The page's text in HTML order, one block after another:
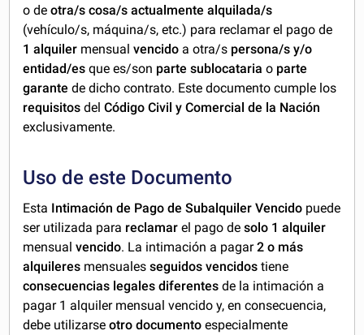
o deotra/s cosa/s actualmente alquilada/s
(vehículo/s, máquina/s, etc.) para reclamar el pago de
1alquiler mensualvencido a otra/s persona/s y/o
entidad/es que es/son parte sublocataria o parte
garante de dicho contrato. Este documento cumple los
requisitos delCódigo Civil y Comercial de la Nación
exclusivamente.
Uso de este Documento
Esta Intimación de Pago de Subalquiler Vencido puede
ser utilizada para reclamar el pago desolo 1 alquiler
mensualvencido. La intimación a pagar2 o más
alquileres mensualesseguidos vencidos tiene
consecuencias legales diferentes de la intimación a
pagar 1 alquiler mensual vencido y, en consecuencia,
debe utilizarseotro documento especialmente